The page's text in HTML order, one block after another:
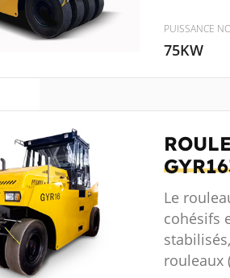
PUISSANCE
75KW
Le
cohésifs
rouleaux